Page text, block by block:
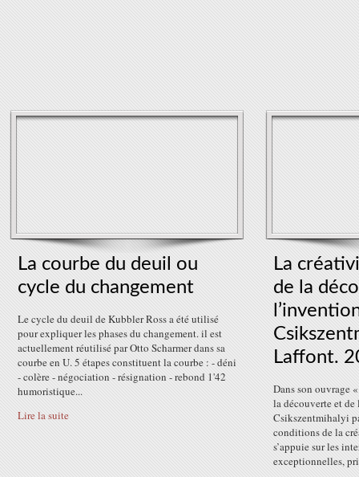
La courbe du deuil ou
cycle du changement
Le cycle du deuil de Kubbler Ross a été utilisé
pour expliquer les phases du changement. il est
actuellement réutilisé par Otto Scharmer dans sa
courbe en U. 5 étapes constituent la courbe : - déni
- colère - négociation - résignation - rebond 1'42
humoristique...
Lire la suite
La
de la
Laffont.
Dans son ouvrage
la découverte et
Csikszentmihalyi
conditions de la
s’appuie sur les
exceptionnelles,